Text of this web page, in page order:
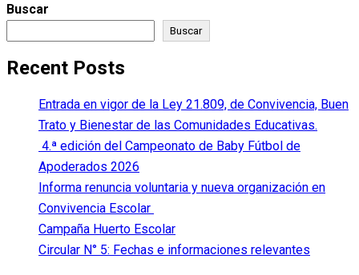
Buscar
Buscar
Recent Posts
Entrada en vigor de la Ley 21.809, de Convivencia, Buen
Trato y Bienestar de las Comunidades Educativas.
4.ª edición del Campeonato de Baby Fútbol de
Apoderados 2026
Informa renuncia voluntaria y nueva organización en
Convivencia Escolar
Campaña Huerto Escolar
Circular N° 5: Fechas e informaciones relevantes